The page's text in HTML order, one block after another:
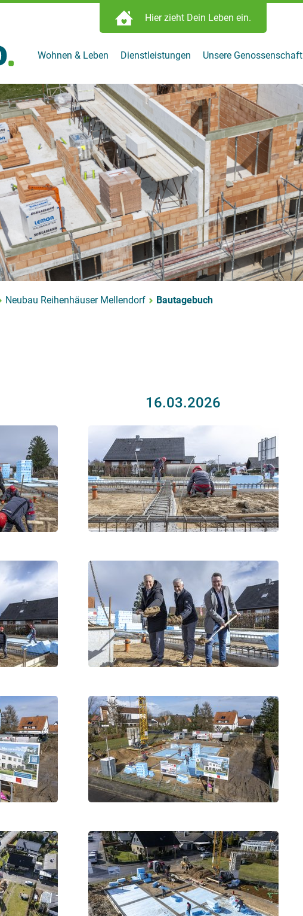
finden:
ein.
Hier zieht Dein Leben ein.
Wohnen & Leben Dienstleistungen Unsere Genossenschaft
Bautagebuch
Neubau Reihenhäuser Mellendorf
16.03.2026